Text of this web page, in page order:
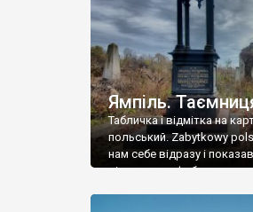
Ямпіль.
Табличка і відмітка на
польський. Zabytkowy
нам себе відразу і
віднести до фабричних,
виявилося більше семи